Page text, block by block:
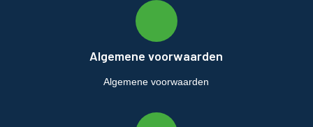
Algemene voorwaarden
Algemene voorwaarden